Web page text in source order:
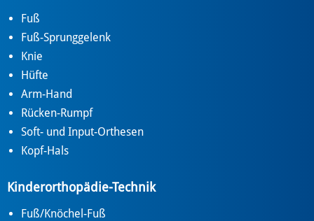
Fuß
Fuß-Sprunggelenk
Knie
Hüfte
Arm-Hand
Rücken-Rumpf
Soft- und Input-Orthesen
Kopf-Hals
Kinderorthopädie-Technik
Fuß/Knöchel-Fuß